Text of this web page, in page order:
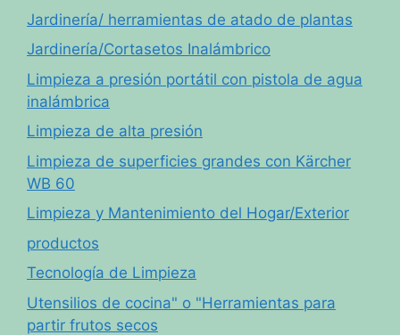
Jardinería/ herramientas de atado de plantas
Jardinería/Cortasetos Inalámbrico
Limpieza a presión portátil con pistola de agua
inalámbrica
Limpieza de alta presión
Limpieza de superficies grandes con Kärcher
WB 60
Limpieza y Mantenimiento del Hogar/Exterior
productos
Tecnología de Limpieza
Utensilios de cocina" o "Herramientas para
partir frutos secos